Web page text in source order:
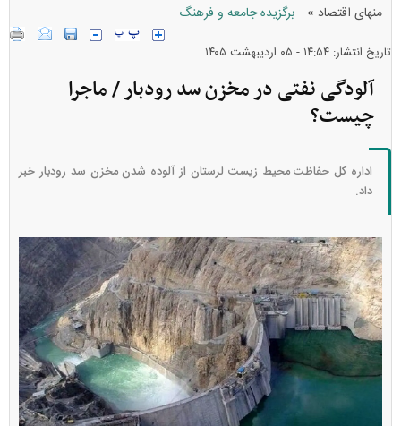
منهای اقتصاد » برگزیده جامعه و فرهنگ
تاریخ انتشار: ۱۴:۵۴ - ۰۵ ارديبهشت ۱۴۰۵
آلودگی نفتی در مخزن سد رودبار / ماجرا
چیست؟
اداره کل حفاظت محیط زیست لرستان از آلوده شدن مخزن سد رودبار خبر
داد.